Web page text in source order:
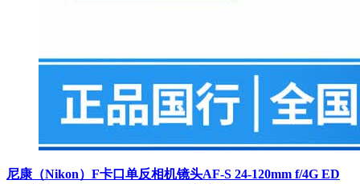
尼康（Nikon）F卡口单反相机镜头AF-S 24-120mm f/4G ED